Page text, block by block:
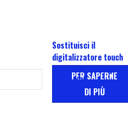
Sostituisci il
digitalizzatore touch
screen del display LCD
Honor X6bPER SAPERNE
DI PIÙ